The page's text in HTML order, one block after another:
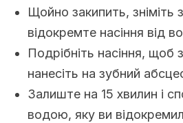
Щойно закипить, зніміть
відокремте насіння від
Подрібніть насіння, щоб
нанесіть на зубний
Залиште на 15 хвилин і
водою, яку ви